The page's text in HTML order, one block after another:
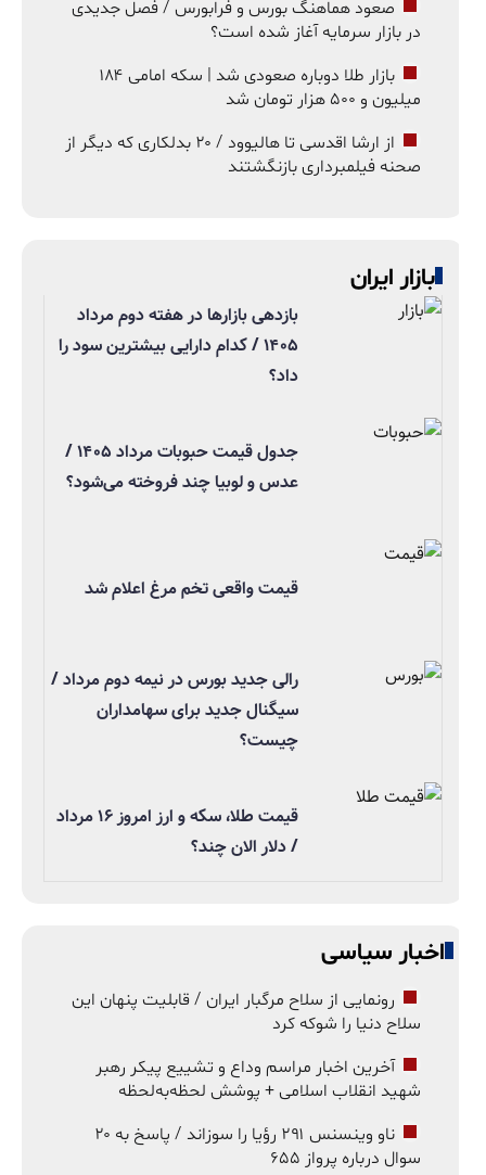
صعود هماهنگ بورس و فرابورس / فصل جدیدی
در بازار سرمایه آغاز شده است؟
بازار طلا دوباره صعودی شد | سکه امامی ۱۸۴
میلیون و ۵۰۰ هزار تومان شد
از ارشا اقدسی تا هالیوود / ۲۰ بدلکاری که دیگر از
صحنه فیلمبرداری بازنگشتند
بازار ایران
بازدهی بازارها در هفته دوم مرداد
۱۴۰۵ / کدام دارایی بیشترین سود را
داد؟
جدول قیمت حبوبات مرداد ۱۴۰۵ /
عدس و لوبیا چند فروخته می‌شود؟
قیمت واقعی تخم مرغ اعلام شد
رالی جدید بورس در نیمه دوم مرداد /
سیگنال جدید برای سهامداران
چیست؟
قیمت طلا، سکه و ارز امروز ۱۶ مرداد
/ دلار الان چند؟
اخبار سیاسی
رونمایی از سلاح مرگبار ایران / قابلیت پنهان این
سلاح دنیا را شوکه کرد
آخرین اخبار مراسم وداع و تشییع پیکر رهبر
شهید انقلاب اسلامی + پوشش لحظه‌به‌لحظه
ناو وینسنس ۲۹۱ رؤیا را سوزاند / پاسخ به ۲۰
سوال درباره پرواز ۶۵۵